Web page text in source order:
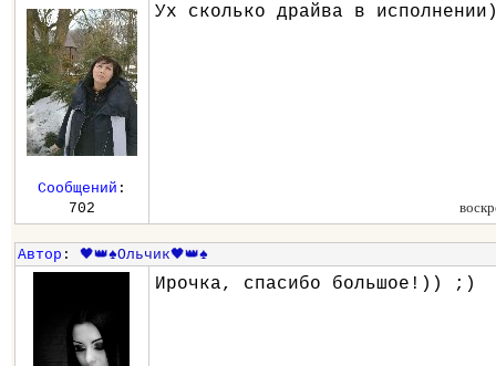
Ух сколько драйва в
Сообщений :
702
Автор : 🖤👑♠️Ольчик🖤👑♠️
Ирочка, спасибо большое!)) ;)